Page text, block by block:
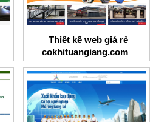
Thiết kế web giá rẻ
cokhituangiang.com